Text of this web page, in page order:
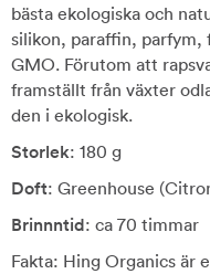
bästa ekologiska och
silikon, paraffin, parfym,
GMO. Förutom att
framställt från växter
den i ekologisk.
Storlek: 180 g
Doft: Greenhouse
Brinnntid: ca 70 timmar
Fakta: Hing Organics är